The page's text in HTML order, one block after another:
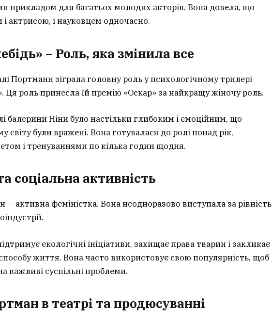
прикладом для багатьох молодих акторів. Вона довела, що
актрисою, і науковцем одночасно.
– Роль, яка змінила все
Портманн зіграла головну роль у психологічному трилері
Ця роль принесла їй премію «Оскар» за найкращу жіночу роль.
балерини Ніни було настільки глибоким і емоційним, що
світу були вражені. Вона готувалася до ролі понад рік,
і тренуваннями по кілька годин щодня.
соціальна активність
— активна феміністка. Вона неодноразово виступала за рівність
екологічні ініціативи, захищає права тварин і закликає
життя. Вона часто використовує свою популярність, щоб
важливі суспільні проблеми.
в театрі та продюсуванні